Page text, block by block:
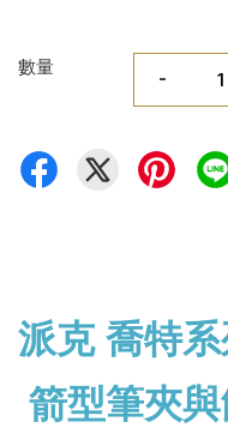
數量 -
派克 喬特系
箭型筆夾